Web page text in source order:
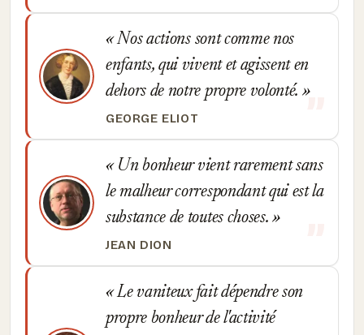
Nos actions sont comme nos
enfants, qui vivent et agissent en
dehors de notre propre volonté.
GEORGE ELIOT
Un bonheur vient rarement sans
le malheur correspondant qui est la
substance de toutes choses.
JEAN DION
Le vaniteux fait dépendre son
propre bonheur de l'activité